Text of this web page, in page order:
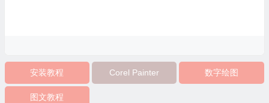
安装教程 Corel Painter 数字绘图
图文教程